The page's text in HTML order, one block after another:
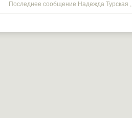
Последнее сообщение Надежда Турская ,